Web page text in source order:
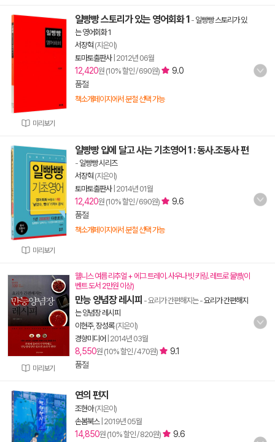
미리보기
일빵빵 스토리가 있는 영어회화 1 - 일빵빵 스토리가 있
는 영어회화 1
서장혁 (지은이)
토마토출판사| 2012년 06월
12,420원 (10% 할인 / 690원)
9.0
품절
책소개페이지에서 분철 선택 가능
미리보기
일빵빵 입에 달고 사는 기초영어 1 : 동사.조동사 편
- 일빵빵 시리즈
서장혁 (지은이)
토마토출판사| 2014년 01월
12,420원 (10% 할인 / 690원)
9.6
품절
책소개페이지에서 분철 선택 가능
미리보기
웰니스 여름 리추얼 + 에그 트레이. 사우나 빗 키링. 레트로 물병(이
벤트 도서 2만원 이상)
만능 양념장 레시피 - 요리가 간편해지는-요리가 간편해지
는 양념장 레시피
이현주, 장성록(지은이)
경향미디어 2014년 03월
8,550원 (10% 할인 / 470원)
9.1
품절
연의 편지
조현아(지은이)
손봄북스| 2019년 05월
14,850원 (10% 할인 / 820원)
9.6